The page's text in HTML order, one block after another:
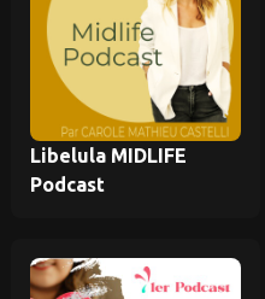
Libelula MIDLIFE
Podcast